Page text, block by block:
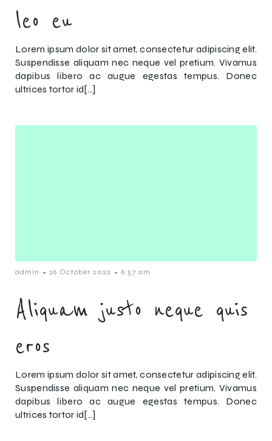
leo eu
Lorem ipsum dolor sit amet, consectetur adipiscing elit.
Suspendisse aliquam nec neque vel pretium. Vivamus
dapibus libero ac augue egestas tempus. Donec
ultrices tortor id[…]
admin - 26 October 2022 - 6:57 am
Aliquam justo neque quis
eros
Lorem ipsum dolor sit amet, consectetur adipiscing elit.
Suspendisse aliquam nec neque vel pretium. Vivamus
dapibus libero ac augue egestas tempus. Donec
ultrices tortor id[…]